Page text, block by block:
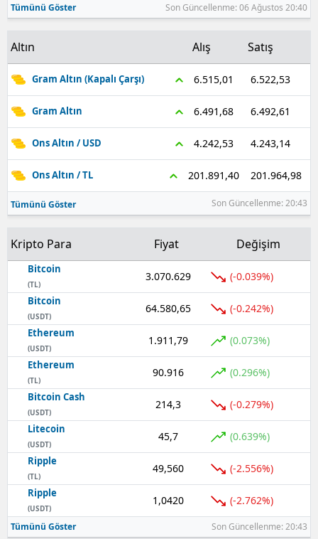
Tümünü Göster Son Güncellenme: 06 Ağustos 20:40
Altın Alış Satış
Gram Altın (Kapalı Çarşı) 6.515,01 6.522,53
Gram Altın 6.491,68 6.492,61
Ons Altın / USD 4.242,53 4.243,14
Ons Altın / TL 201.891,40 201.964,98
Tümünü Göster Son Güncellenme: 20:43
Kripto Para Fiyat Değişim
Bitcoin
(TL)
3.070.629 (-0.039%)
Bitcoin
(USDT)
64.580,65 (-0.242%)
Ethereum
(USDT)
1.911,79 (0.073%)
Ethereum
(TL)
90.916 (0.296%)
Bitcoin Cash
(USDT)
214,3 (-0.279%)
Litecoin
(USDT)
45,7 (0.639%)
Ripple
(TL)
49,560 (-2.556%)
Ripple
(USDT)
1,0420 (-2.762%)
Tümünü Göster Son Güncellenme: 20:43